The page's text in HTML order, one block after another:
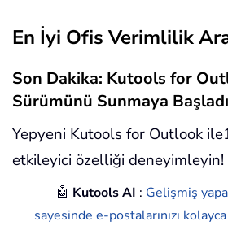
En İyi Ofis Verimlilik
Son Dakika: Kutools for
Sürümünü Sunmaya
Yepyeni Kutools for Outlook
etkileyici özelliği deneyimleyin!
🤖 Kutools AI : Gelişmiş
sayesinde e-postalarınızı